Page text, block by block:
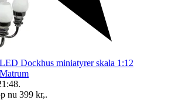
Dockhus miniatyrer skala 1:12
.
nu 399 kr,.